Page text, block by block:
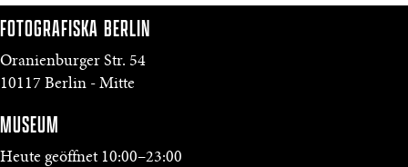
FOTOGRAFISKA BERLIN
Oranienburger Str. 54
10117 Berlin - Mitte
MUSEUM
Heute geöffnet 10:00–23:00